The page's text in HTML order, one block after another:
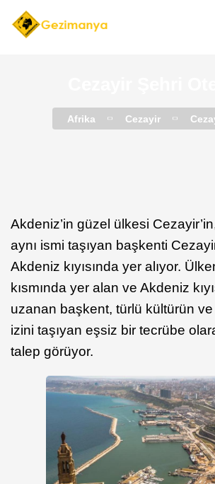
Afrika Cezayir
Akdeniz’in güzel ülkesi
aynı ismi taşıyan başkenti
Akdeniz kıyısında yer alıyor.
kısmında yer alan ve Akdeniz
uzanan başkent, türlü kültürün ve
izini taşıyan eşsiz bir tecrübe
talep görüyor.